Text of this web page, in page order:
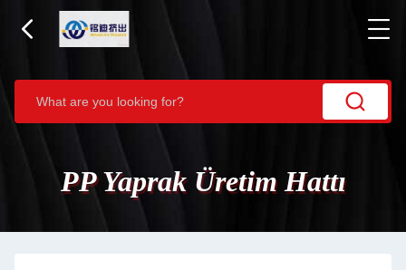
PP Yaprak Üretim Hattı